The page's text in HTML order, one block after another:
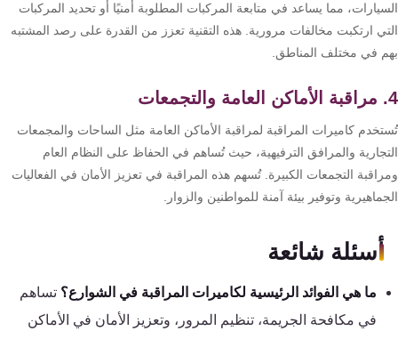
مما يساعد في متابعة المركبات المطلوبة أمنيًا أو تحديد المركبات
ارتكبت مخالفات مرورية. هذه التقنية تعزز من القدرة على رصد المشتبه
في مختلف المناطق.
كاميرات المراقبة لمراقبة الأماكن العامة مثل الساحات والمجمعات
والمرافق الترفيهية، حيث تُساهم في الحفاظ على النظام العام
التجمعات الكبيرة. تُسهم هذه المراقبة في تعزيز الأمان في الفعاليات
وتوفير بيئة آمنة للمواطنين والزوار.
أسئلة شائعة
ما هي الفوائد الرئيسية لكاميرات المراقبة في الشوارع؟تساهم
في مكافحة الجريمة، تنظيم المرور، وتعزيز الأمان في الأماكن